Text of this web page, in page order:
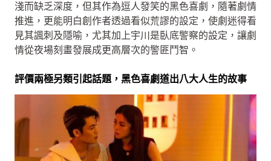
淺而缺乏深度，但其作為逗人發笑的黑色喜劇，隨著劇情
推進，更能明白創作者透過看似荒謬的設定，使劇迷得看
見其諷刺及隱喻，尤其加上宇川是臥底警察的設定，讓劇
情從夜場刻畫發展成更高層次的警匪鬥智。
評價兩極另類引起話題，黑色喜劇道出八大人生的故事